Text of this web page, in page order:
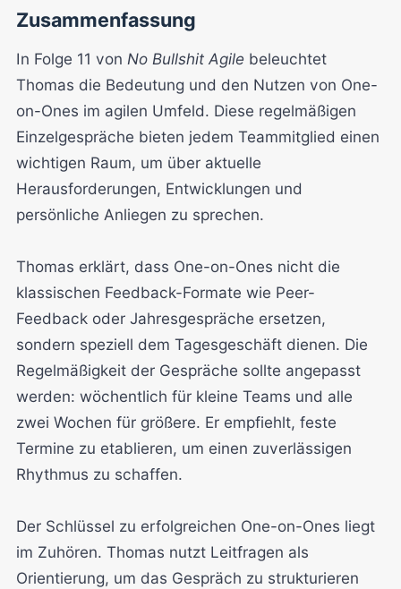
Zusammenfassung
In Folge 11 von No Bullshit Agile beleuchtet
Thomas die Bedeutung und den Nutzen von One-
on-Ones im agilen Umfeld. Diese regelmäßigen
Einzelgespräche bieten jedem Teammitglied einen
wichtigen Raum, um über aktuelle
Herausforderungen, Entwicklungen und
persönliche Anliegen zu sprechen.
Thomas erklärt, dass One-on-Ones nicht die
klassischen Feedback-Formate wie Peer-
Feedback oder Jahresgespräche ersetzen,
sondern speziell dem Tagesgeschäft dienen. Die
Regelmäßigkeit der Gespräche sollte angepasst
werden: wöchentlich für kleine Teams und alle
zwei Wochen für größere. Er empfiehlt, feste
Termine zu etablieren, um einen zuverlässigen
Rhythmus zu schaffen.
Der Schlüssel zu erfolgreichen One-on-Ones liegt
im Zuhören. Thomas nutzt Leitfragen als
Orientierung, um das Gespräch zu strukturieren